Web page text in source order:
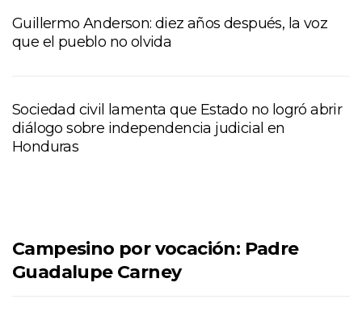
Guillermo Anderson: diez años después, la voz
que el pueblo no olvida
Sociedad civil lamenta que Estado no logró abrir
diálogo sobre independencia judicial en
Honduras
Campesino por vocación: Padre
Guadalupe Carney